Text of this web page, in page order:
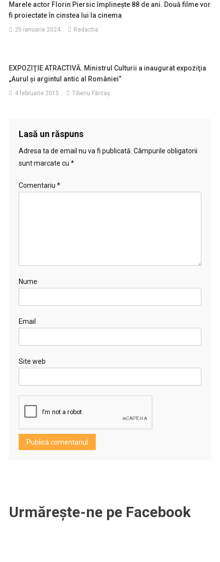
Marele actor Florin Piersic împlinește 88 de ani. Două filme vor
fi proiectate în cinstea lui la cinema
25 ianuarie 2024 Redactia
EXPOZIŢIE ATRACTIVĂ. Ministrul Culturii a inaugurat expoziţia
„Aurul şi argintul antic al României”
4 februarie 2015 Tiberiu Fărcaş
Lasă un răspuns
Adresa ta de email nu va fi publicată. Câmpurile obligatorii
sunt marcate cu *
Comentariu *
Nume
Email
Site web
Urmărește-ne pe Facebook